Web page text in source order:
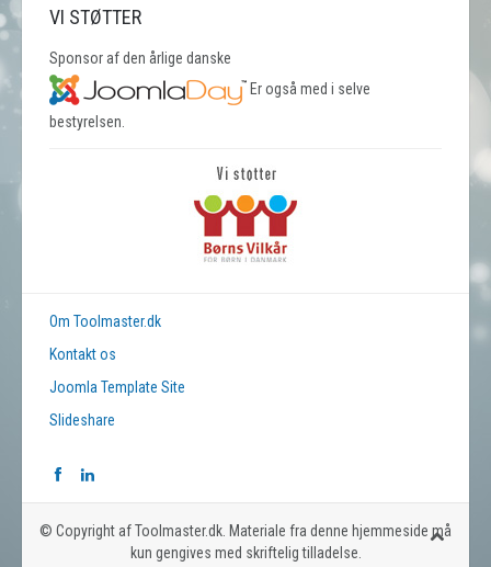
VI STØTTER
Sponsor af den årlige danske
Er også med i selve
bestyrelsen.
Om Toolmaster.dk
Kontakt os
Joomla Template Site
Slideshare
© Copyright af Toolmaster.dk. Materiale fra denne hjemmeside må
kun gengives med skriftelig tilladelse.